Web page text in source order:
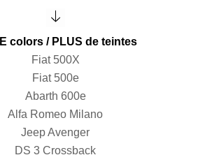
colors / PLUS de teintes
Fiat 500X
Fiat 500e
Abarth 600e
Alfa Romeo Milano
Jeep Avenger
DS 3 Crossback